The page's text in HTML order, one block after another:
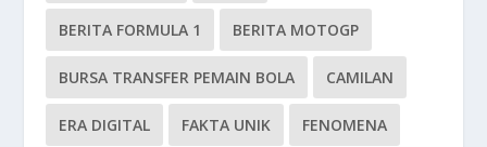
BERITA FORMULA 1 BERITA MOTOGP
BURSA TRANSFER PEMAIN BOLA CAMILAN
ERA DIGITAL FAKTA UNIK FENOMENA